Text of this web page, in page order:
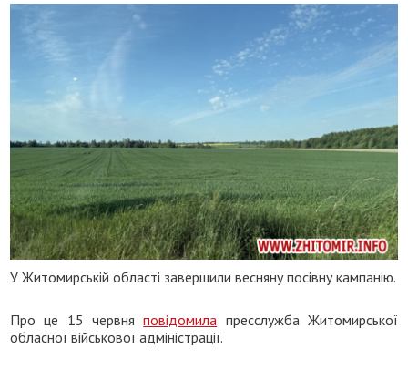
У Житомирській області завершили весняну посівну кампанію.
Про це 15 червняповідомила пресслужба Житомирської
обласної військової адміністрації.